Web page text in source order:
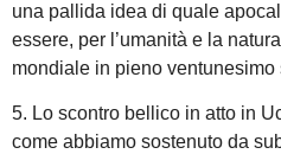
una pallida idea di quale
essere, per l’umanità e la
mondiale in pieno ventunesimo
5. Lo scontro bellico in atto in
come abbiamo sostenuto da